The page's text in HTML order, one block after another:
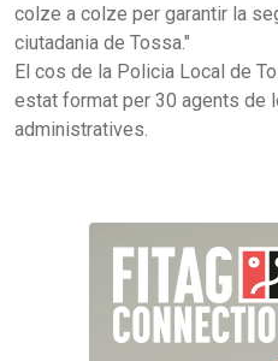
colze a colze per garantir la
ciutadania de Tossa."
El cos de la Policia Local de
estat format per 30 agents de
administratives.